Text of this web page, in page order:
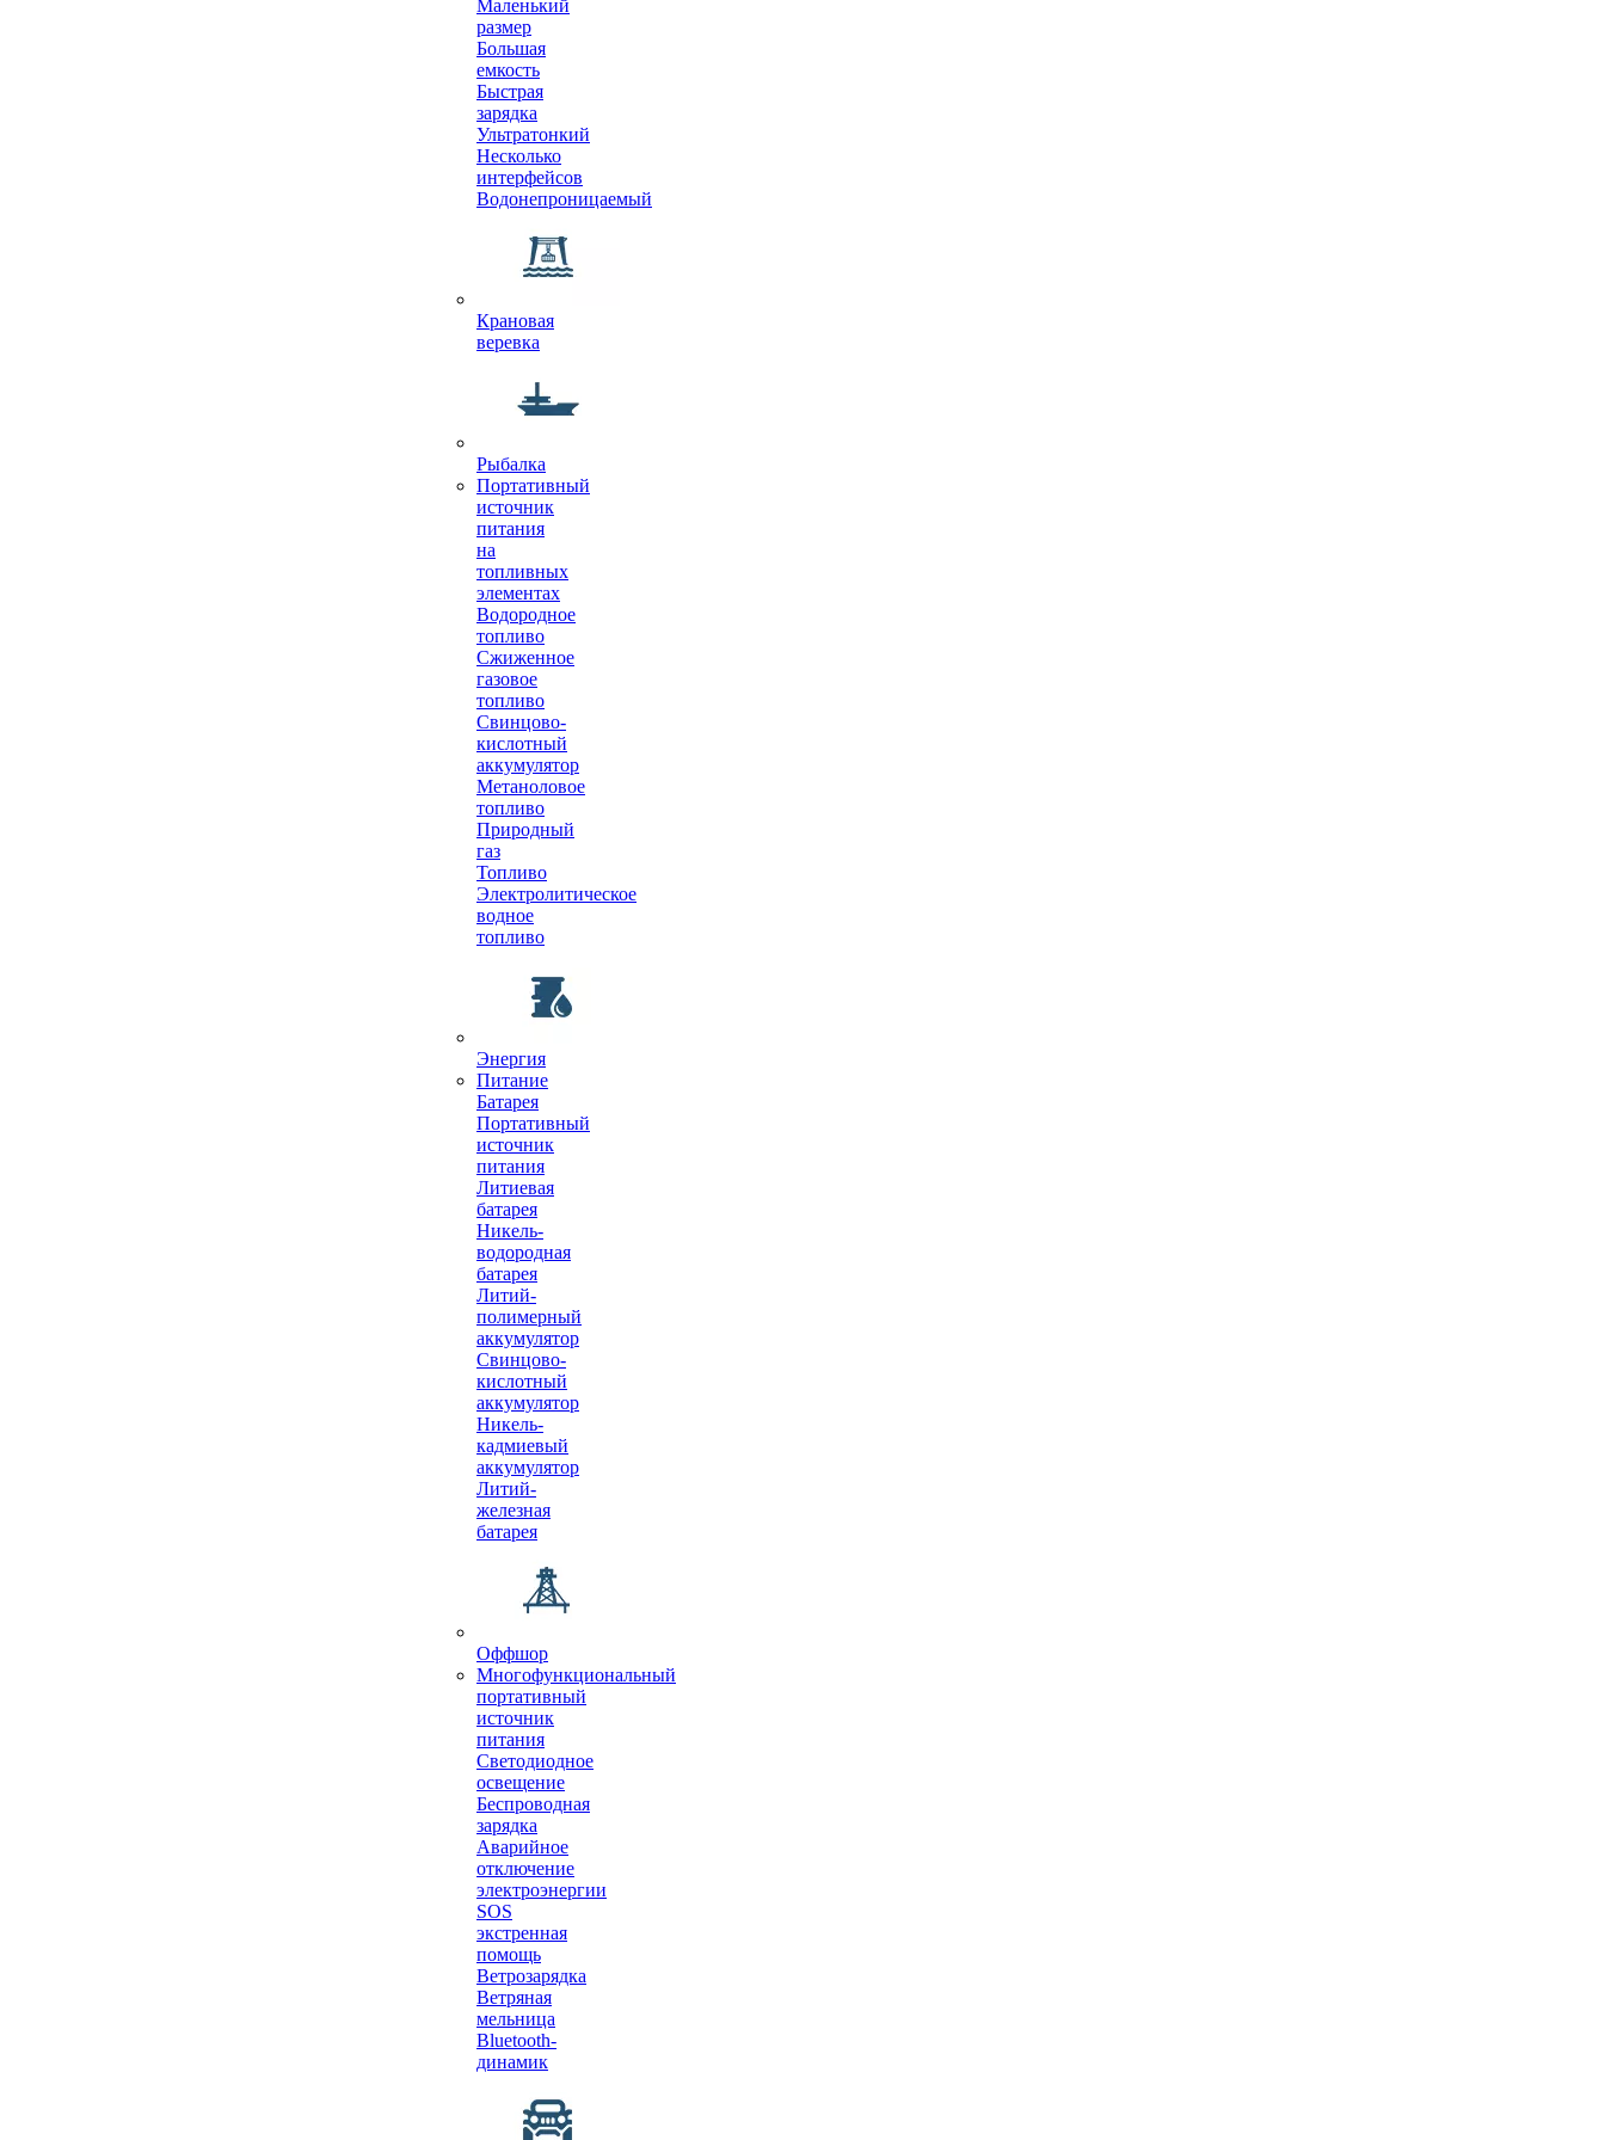
Маленький
размер
Большая
емкость
Быстрая
зарядка
Ультратонкий
Несколько
интерфейсов
Водонепроницаемый
Крановая
веревка
Рыбалка
Портативный
источник
питания
на
топливных
элементах
Водородное
топливо
Сжиженное
газовое
топливо
Свинцово-
кислотный
аккумулятор
Метаноловое
топливо
Природный
газ
Топливо
Электролитическое
водное
топливо
Энергия
Питание
Батарея
Портативный
источник
питания
Литиевая
батарея
Никель-
водородная
батарея
Литий-
полимерный
аккумулятор
Свинцово-
кислотный
аккумулятор
Никель-
кадмиевый
аккумулятор
Литий-
железная
батарея
Оффшор
Многофункциональный
портативный
источник
питания
Светодиодное
освещение
Беспроводная
зарядка
Аварийное
отключение
электроэнергии
SOS
экстренная
помощь
Ветрозарядка
Ветряная
мельница
Bluetooth-
динамик